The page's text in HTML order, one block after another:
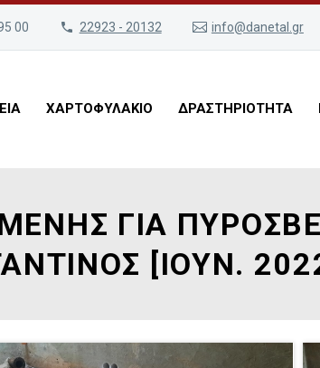
00 22923 - 20132 info@danetal.gr
ΧΑΡΤΟΦΥΛΑΚΙΟ ΔΡΑΣΤΗΡΙΟΤΗΤΑ
ΓΙΑ
[ΙΟΥΝ.